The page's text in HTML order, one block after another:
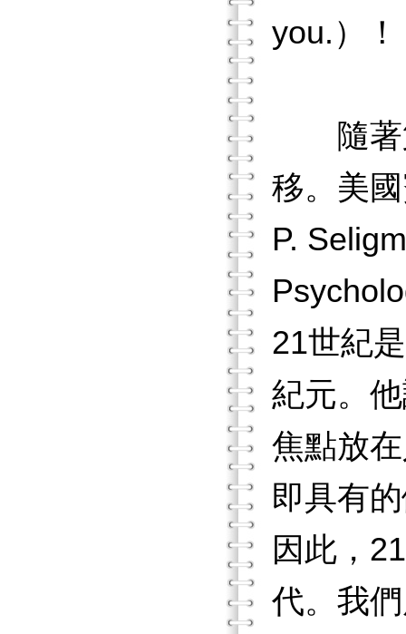
you.）！
隨著第
移。美
P.
21世紀
紀元。
焦點放
即具有
因此，
代。我